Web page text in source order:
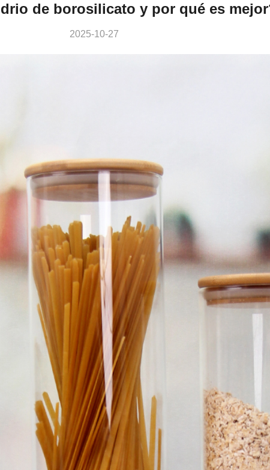
de borosilicato y por qué es
2025-10-27